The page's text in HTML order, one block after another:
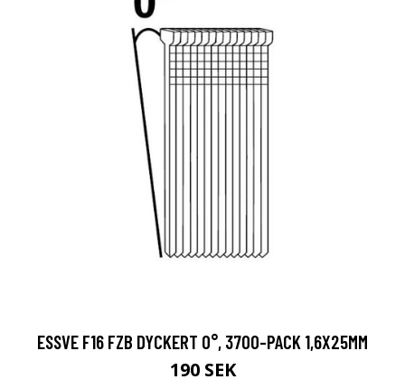
ESSVE F16 FZB DYCKERT 0°, 3700-PACK 1,6X25MM
190 SEK